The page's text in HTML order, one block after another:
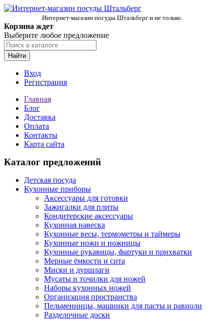
Интернет-магазин посуды Штальберг и не только.
Корзина ждет
Выберите любое предложение
Найти
Вход
Регистрация
Главная
Блог
Доставка
Оплата
Контакты
Карта сайта
Каталог предложений
Детская посуда
Кухонные приборы
Аксессуары для готовки
Зажигалки для плиты
Кондитерские аксессуары
Кухонная навеска
Кухонные весы, термометры и таймеры
Кухонные ножи и ножницы
Кухонные рукавицы, фартуки и прихватки
Мерные ёмкости и сита
Миски и дуршлаги
Мусаты и точилки для ножей
Наборы кухонных ножей
Организация пространства
Пельменницы, машинки для пасты и равиоли
Разделочные доски